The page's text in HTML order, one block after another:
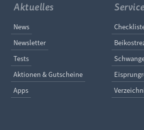
Aktuelles
Navigation überspringen
News
Newsletter
Tests
Aktionen & Gutscheine
Apps